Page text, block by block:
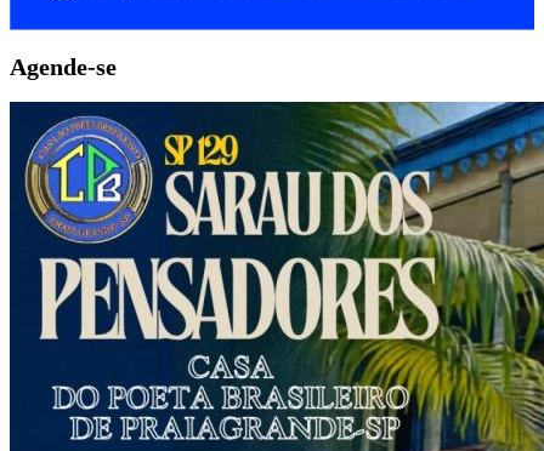
Agende-se